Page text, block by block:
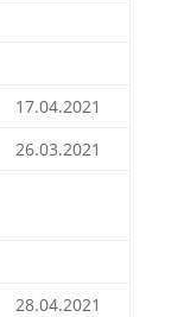
17.04.2021
26.03.2021
28.04.2021